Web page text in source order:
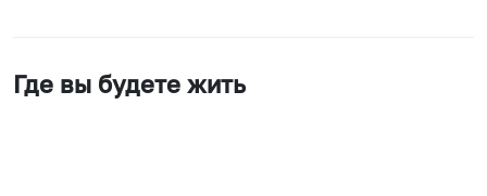
Где вы будете жить